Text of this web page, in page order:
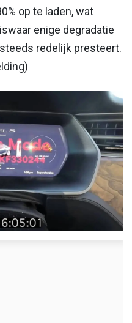
op te laden, wat
enige degradatie
redelijk presteert.